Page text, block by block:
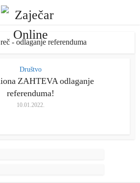
- odlaganje referenduma
Društvo
ZAHTEVA odlaganje
referenduma!
10.01.2022.